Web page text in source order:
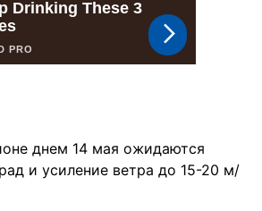
днем 14 мая ожидаются
и усиление ветра до 15-20 м/